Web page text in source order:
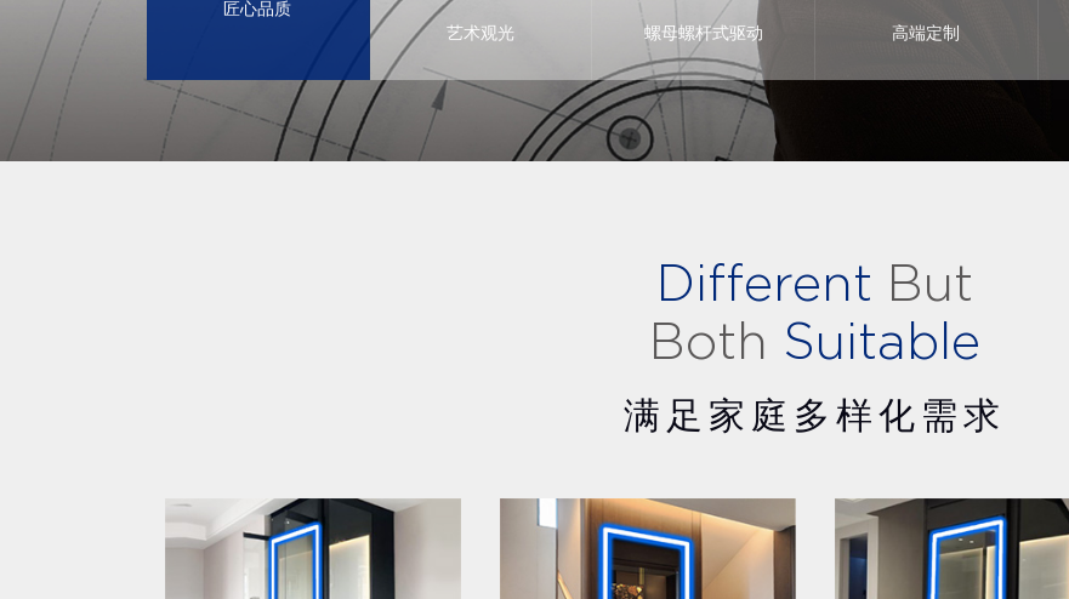
匠心品质
艺术观光
螺母螺杆式驱动 高端定制
Different But
Both Suitable
满足家庭多样化需求